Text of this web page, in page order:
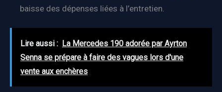
baisse des dépenses liées à l’entretien.
Lire aussi : La Mercedes 190 adorée par Ayrton
Senna se prépare à faire des vagues lors d'une
vente aux enchères